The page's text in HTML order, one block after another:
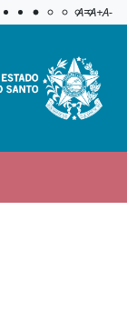
Aplicar
A=A+A-